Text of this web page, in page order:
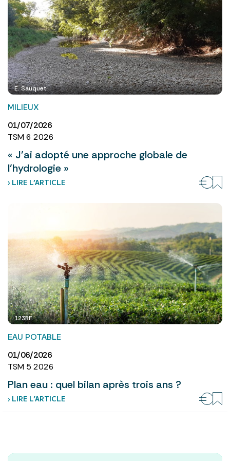
E. Sauquet
MILIEUX
01/07/2026
TSM 6 2026
« J’ai adopté une approche globale de
l’hydrologie »
› LIRE L’ARTICLE
123RF
EAU POTABLE
01/06/2026
TSM 5 2026
Plan eau : quel bilan après trois ans ?
› LIRE L’ARTICLE